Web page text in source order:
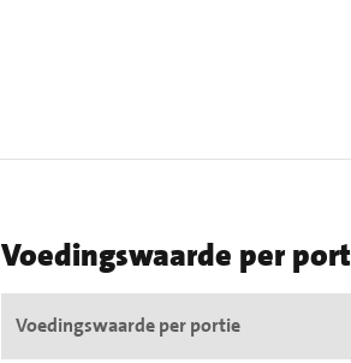
Voedingswaarde per
Voedingswaarde per portie